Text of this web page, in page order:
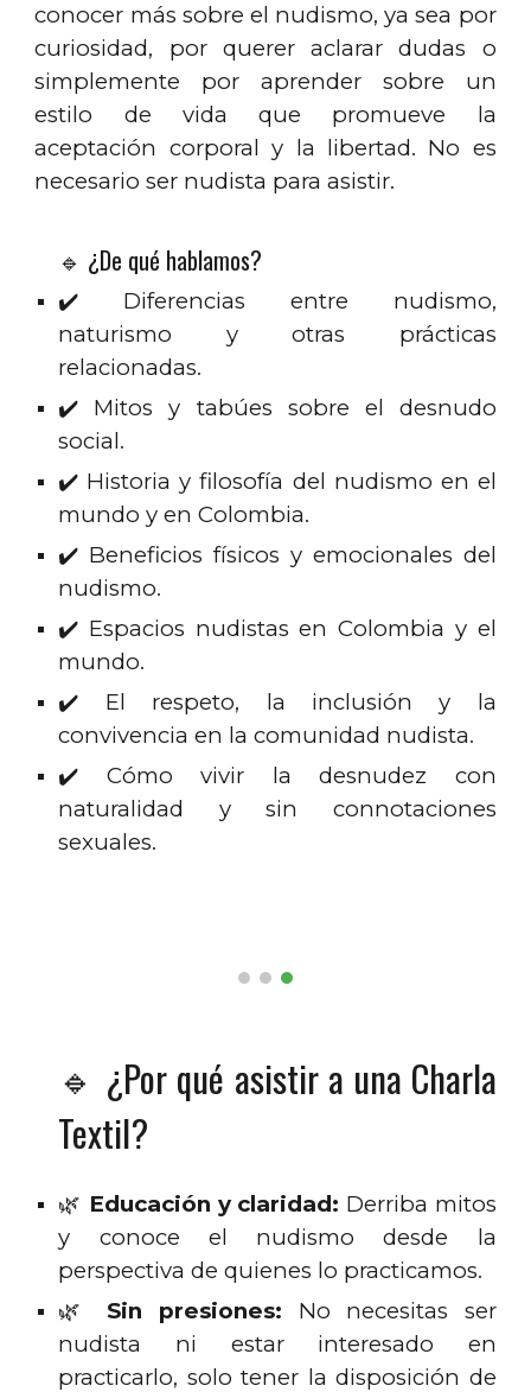
conocer más sobre el nudismo, ya sea por
curiosidad, por querer aclarar dudas o
simplemente por aprender sobre un
estilo de vida que promueve la
aceptación corporal y la libertad. No es
necesario ser nudista para asistir.
🔹 ¿De qué hablamos?
✔️ Diferencias entre nudismo,
naturismo y otras prácticas
relacionadas.
✔️ Mitos y tabúes sobre el desnudo
social.
✔️ Historia y filosofía del nudismo en el
mundo y en Colombia.
✔️ Beneficios físicos y emocionales del
nudismo.
✔️ Espacios nudistas en Colombia y el
mundo.
✔️ El respeto, la inclusión y la
convivencia en la comunidad nudista.
✔️ Cómo vivir la desnudez con
naturalidad y sin connotaciones
sexuales.
🔹 ¿Por qué asistir a una Charla
Textil?
🌿 Educación y claridad: Derriba mitos
y conoce el nudismo desde la
perspectiva de quienes lo practicamos.
🌿 Sin presiones: No necesitas ser
nudista ni estar interesado en
practicarlo, solo tener la disposición de